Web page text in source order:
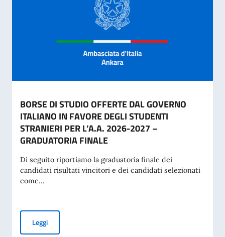
BORSE DI STUDIO OFFERTE DAL GOVERNO
ITALIANO IN FAVORE DEGLI STUDENTI
STRANIERI PER L’A.A. 2026-2027 –
GRADUATORIA FINALE
Di seguito riportiamo la graduatoria finale dei
candidati risultati vincitori e dei candidati selezionati
come...
LeggiBORSE DI STUDIO OFFERTE DAL GOVERNO ITALIANO IN